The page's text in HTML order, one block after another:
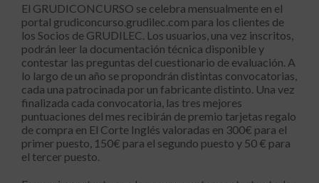
El GRUDICONCURSO se celebra mensualmente en el
portal grudiconcurso.grudilec.com para los clientes de
los Socios de GRUDILEC. Los usuarios, una vez inscritos,
podrán leer la documentación técnica disponible y
contestar las preguntas del cuestionario de evaluación. A
lo largo de un año se propondrán distintas convocatorias,
cada una patrocinada por un fabricante distinto. Una vez
finalizada cada convocatoria, las tres mejores
puntuaciones del mes recibirán de premio tarjetas regalo
de compra en El Corte Inglés valoradas en 300€ para el
primer puesto, 150€ para el segundo puesto y 50 € para
el tercer puesto.